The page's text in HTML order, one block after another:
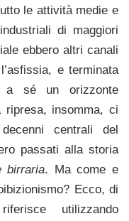
le attività medie e
di maggiori
ebbero altri canali
e terminata
a sé un orizzonte
ripresa, insomma, ci
centrali del
passati alla storia
birraria. Ma come e
Ecco, di
utilizzando